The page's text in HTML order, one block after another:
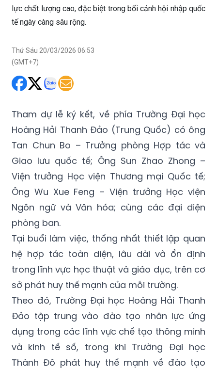
lực chất lượng cao, đặc biệt trong bối cảnh hội nhập quốc
tế ngày càng sâu rộng.
Thứ Sáu 20/03/2026 06:53
(GMT+7)
Tham dự lễ ký kết, về phía Trường Đại học
Hoàng Hải Thanh Đảo (Trung Quốc) có ông
Tan Chun Bo – Trưởng phòng Hợp tác và
Giao lưu quốc tế; Ông Sun Zhao Zhong –
Viện trưởng Học viện Thương mại Quốc tế;
Ông Wu Xue Feng – Viện trưởng Học viện
Ngôn ngữ và Văn hóa; cùng các đại diện
phòng ban.
Tại buổi làm việc, thống nhất thiết lập quan
hệ hợp tác toàn diện, lâu dài và ổn định
trong lĩnh vực học thuật và giáo dục, trên cơ
sở phát huy thế mạnh của mỗi trường.
Theo đó, Trường Đại học Hoàng Hải Thanh
Đảo tập trung vào đào tạo nhân lực ứng
dụng trong các lĩnh vực chế tạo thông minh
và kinh tế số, trong khi Trường Đại học
Thành Đô phát huy thế mạnh về đào tạo